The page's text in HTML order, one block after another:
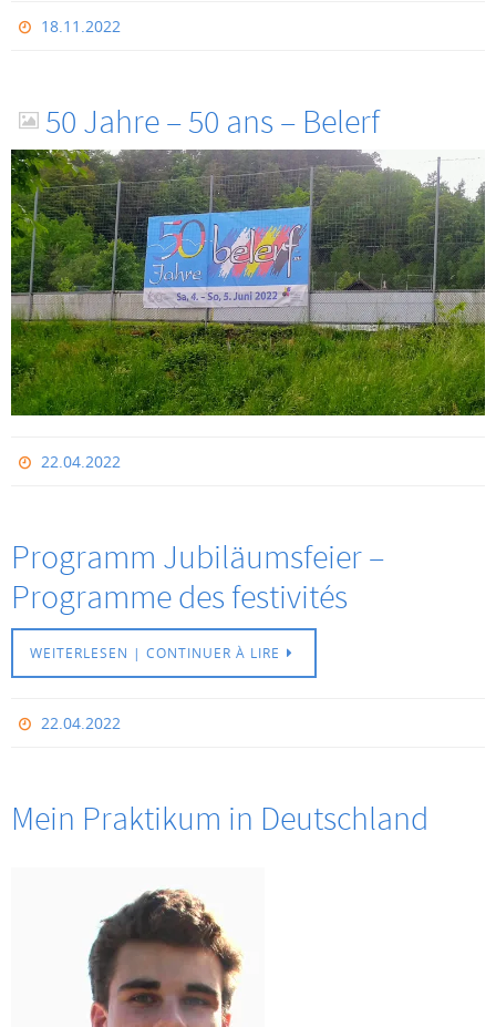
18.11.2022
50 Jahre – 50 ans – Belerf
22.04.2022
Programm Jubiläumsfeier –
Programme des festivités
WEITERLESEN | CONTINUER À LIRE
22.04.2022
Mein Praktikum in Deutschland